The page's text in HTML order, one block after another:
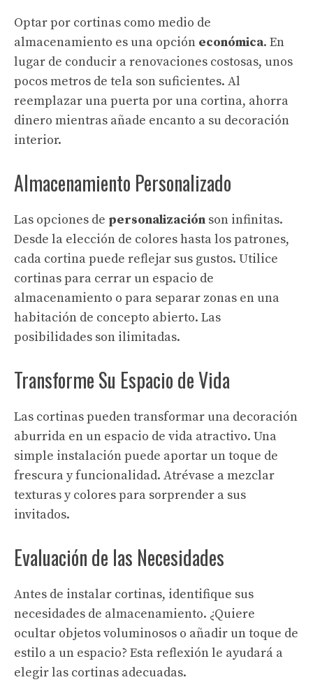
Optar por cortinas como medio de
almacenamiento es una opción económica. En
lugar de conducir a renovaciones costosas, unos
pocos metros de tela son suficientes. Al
reemplazar una puerta por una cortina, ahorra
dinero mientras añade encanto a su decoración
interior.
Almacenamiento Personalizado
Las opciones de personalización son infinitas.
Desde la elección de colores hasta los patrones,
cada cortina puede reflejar sus gustos. Utilice
cortinas para cerrar un espacio de
almacenamiento o para separar zonas en una
habitación de concepto abierto. Las
posibilidades son ilimitadas.
Transforme Su Espacio de Vida
Las cortinas pueden transformar una decoración
aburrida en un espacio de vida atractivo. Una
simple instalación puede aportar un toque de
frescura y funcionalidad. Atrévase a mezclar
texturas y colores para sorprender a sus
invitados.
Evaluación de las Necesidades
Antes de instalar cortinas, identifique sus
necesidades de almacenamiento. ¿Quiere
ocultar objetos voluminosos o añadir un toque de
estilo a un espacio? Esta reflexión le ayudará a
elegir las cortinas adecuadas.